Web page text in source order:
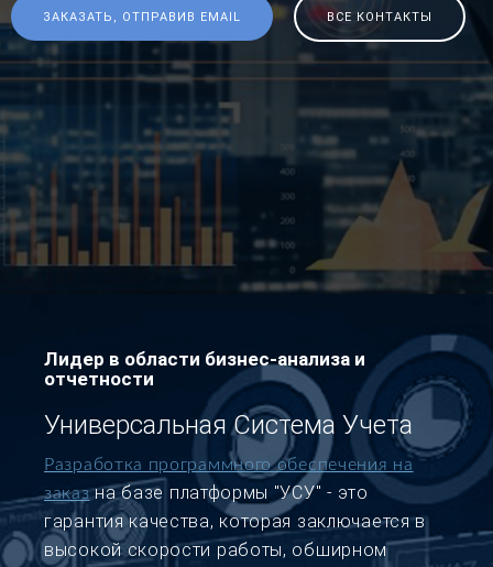
ЗАКАЗАТЬ, ОТПРАВИВ EMAIL ВСЕ КОНТАКТЫ
Лидер в области бизнес-анализа и
отчетности
Универсальная Система Учета
Разработка программного обеспечения на
заказна базе платформы "УСУ" - это
гарантия качества, которая заключается в
высокой скорости работы, обширном